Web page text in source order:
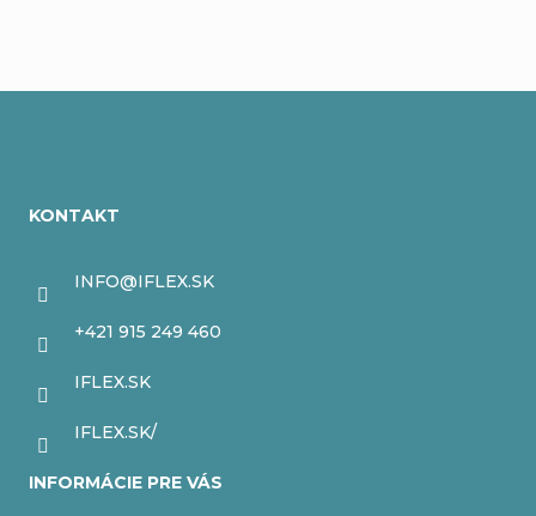
KONTAKT
INFO@IFLEX.SK
+421 915 249 460
IFLEX.SK
IFLEX.SK/
INFORMÁCIE PRE VÁS